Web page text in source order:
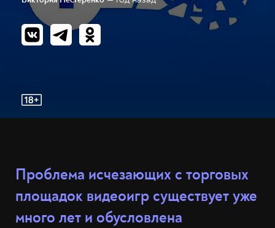
Проблема исчезающих с торговых
площадок видеоигр существует уже
много лет и обусловлена